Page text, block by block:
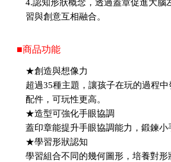
4.認知形狀概念，透過蓋章促進大腦
習與創意互相融合。
■商品功能
★創造與想像力
超過35種主題，讓孩子在玩的過程
配件，可玩性更高。
★造型可強化手眼協調
蓋印章能提升手眼協調能力，鍛鍊小
★學習形狀認知
學習組合不同的幾何圖形，培養對形